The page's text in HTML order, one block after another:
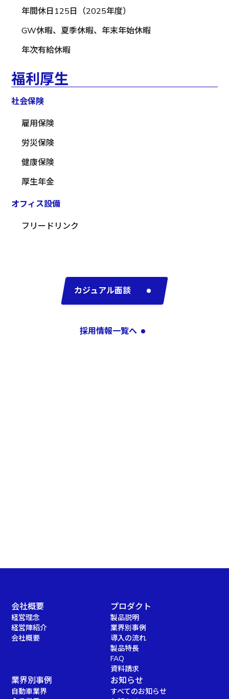
年間休日125日（2025年度）
GW休暇、夏季休暇、年末年始休暇
年次有給休暇
福利厚生
社会保険
雇用保険
労災保険
健康保険
厚生年金
オフィス設備
フリードリンク
カジュアル面談
採用情報一覧へ
会社概要
経営理念
経営陣紹介
会社概要
プロダクト
製品説明
業界別事例
導入の流れ
製品特長
FAQ
資料請求
業界別事例
自動車業界
お知らせ
すべてのお知らせ